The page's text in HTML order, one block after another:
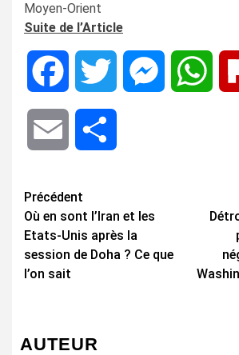
Moyen-Orient
Suite de l’Article
Facebook Twitter Messenger
Email
Navigation
d’article
Précédent
Où en sont l’Iran et les
Etats-Unis après la
session de Doha ? Ce que
l’on sait
AUTEUR